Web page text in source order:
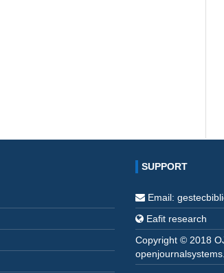
SUPPORT
Email:
Eafit research
Copyright © 2018